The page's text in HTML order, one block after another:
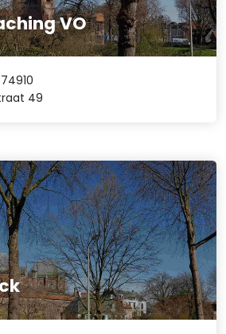
VO
49